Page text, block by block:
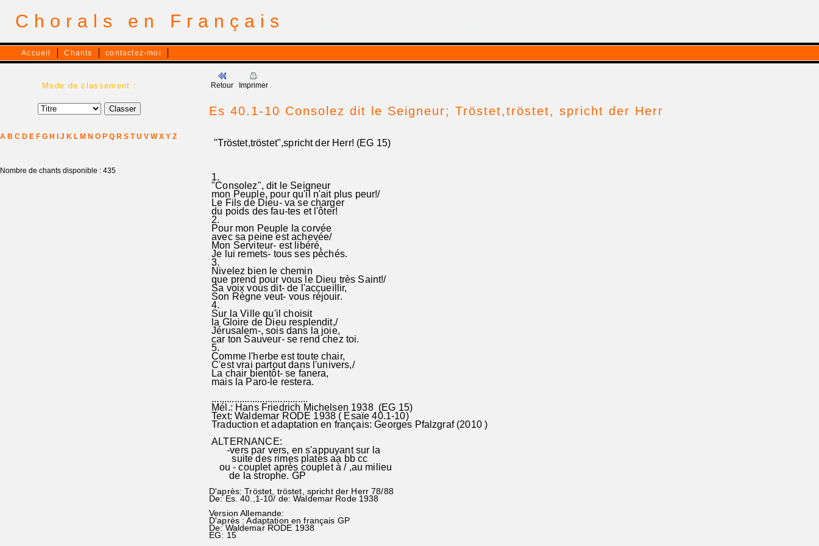
Chorals en Français
Accueil Chants contactez-moi
Mode de classement :
A B C D E F G H J K L M N O P Q R S T U V W X Y Z
Nombre de chants disponible : 435
Retour Imprimer
Es 40.1-10 Consolez dit le Seigneur; Tröstet,tröstet, spricht der Herr
"Tröstet,tröstet",spricht der Herr! (EG 15)
1.
"Consolez", dit le Seigneur
mon Peuple, pour qu'il n'ait plus peur!/
Le Fils de Dieu- va se charger
du poids des fau-tes et l'ôter!
2.
Pour mon Peuple la corvée
avec sa peine est achevée/
Mon Serviteur- est libéré,
Je lui remets- tous ses péchés.
3.
Nivelez bien le chemin
que prend pour vous le Dieu très Saint!/
Sa voix vous dit- de l'accueillir,
Son Règne veut- vous réjouir.
4.
Sur la Ville qu'il choisit
la Gloire de Dieu resplendit,/
Jérusalem-, sois dans la joie,
car ton Sauveur- se rend chez toi.
5.
Comme l'herbe est toute chair,
C'est vrai partout dans l'univers,/
La chair bientôt- se fanera,
mais la Paro-le restera.
......................................
Mél.: Hans Friedrich Michelsen 1938 (EG 15)
Text: Waldemar RODE 1938 ( Esaïe 40.1-10)
Traduction et adaptation en français: Georges Pfalzgraf (2010 )
ALTERNANCE:
-vers par vers, en s'appuyant sur la
suite des rimes plates aa bb cc
ou - couplet après couplet à / ,au milieu
de la strophe. GP
D'après: Tröstet, tröstet, spricht der Herr 78/88
De: Es. 40.,1-10/ de: Waldemar Rode 1938
Version Allemande:
D'après : Adaptation en français GP
De: Waldemar RODE 1938
EG: 15